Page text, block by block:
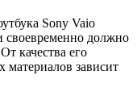
Sony Vaio
своевременно должно
качества его
зависит